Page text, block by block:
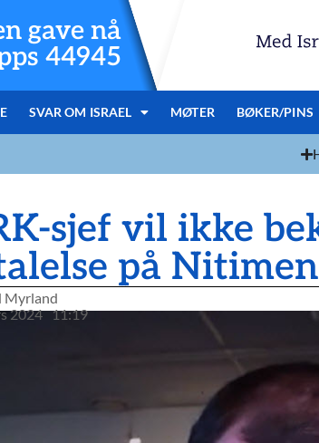
gave nå
44945
SVAR OM ISRAEL MØTER BØKER/PINS
sjef vil ikke
på Nitimen
Myrland
2024 11:19